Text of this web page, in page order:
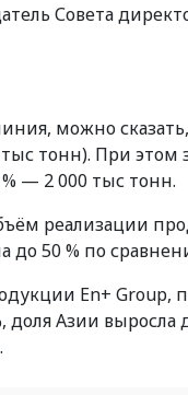
Совета
можно
тонн). При этом
— 2 000 тыс тонн.
реализации
50 % по
En+
доля Азии